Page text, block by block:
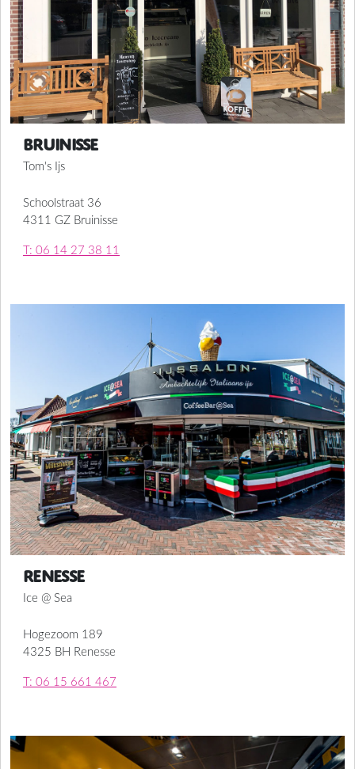
Bruinisse
Tom's Ijs
Schoolstraat 36
4311 GZ Bruinisse
T: 06 14 27 38 11
Renesse
Ice @ Sea
Hogezoom 189
4325 BH Renesse
T: 06 15 661 467